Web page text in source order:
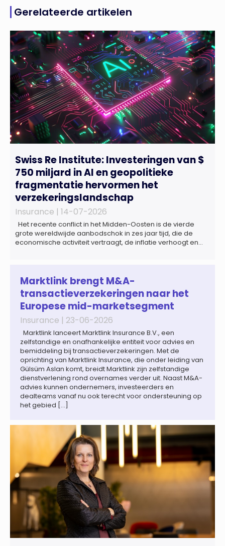
Gerelateerde artikelen
Swiss Re Institute: Investeringen van $
750 miljard in AI en geopolitieke
fragmentatie hervormen het
verzekeringslandschap
Insurance | 14-07-2026
Het recente conflict in het Midden-Oosten is de vierde
grote wereldwijde aanbodschok in zes jaar tijd, die de
economische activiteit vertraagt, de inflatie verhoogt en
wereldwijd naar verwachting afnemen tot 1,3% in reële
termen in […]
Marktlink brengt M&A-
transactieverzekeringen naar het
Europese mid-marketsegment
Insurance | 23-06-2026
Marktlink lanceert Marktlink Insurance B.V., een
zelfstandige en onafhankelijke entiteit voor advies en
bemiddeling bij transactieverzekeringen. Met de
oprichting van Marktlink Insurance, die onder leiding van
Gülsüm Aslan komt, breidt Marktlink zijn zelfstandige
dienstverlening rond overnames verder uit. Naast M&A-
advies kunnen ondernemers, investeerders en
dealteams vanaf nu ook terecht voor ondersteuning op
het gebied […]